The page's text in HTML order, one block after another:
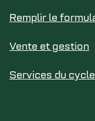
Remplir le
Vente et gestion
Services du